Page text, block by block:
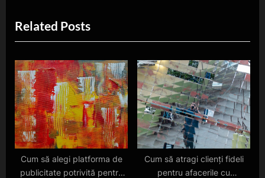
i
o
u
s
P
o
s
t
:
x
t
P
o
s
t
:
Related Posts
Cum să alegi platforma de
publicitate potrivită pentru
Cum să atragi clienți fideli
pentru afacerile cu